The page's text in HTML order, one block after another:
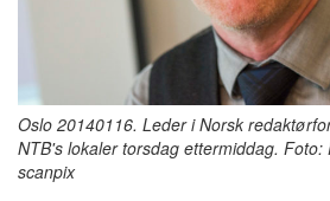
Oslo 20140116. Leder i Norsk
NTB's lokaler torsdag ettermiddag. Foto:
scanpix